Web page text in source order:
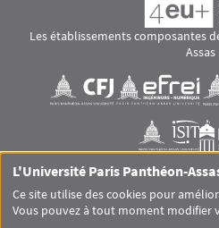
Les établissements composantes
Assas
Visuel svgVisuel svg
Visuel svg
RS footer
L'Université Paris Panthéon-
Ce site utilise des cookies pour
Vous pouvez à tout moment modifier